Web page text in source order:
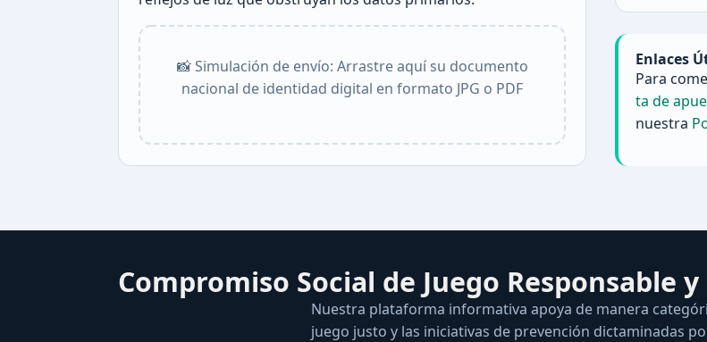
📸 Simulación de envío: Arrastre aquí su documento
nacional de identidad digital en formato JPG o PDF
Enlaces
Para
ta de
nuestra
Compromiso Social de Juego Responsable
Nuestra plataforma informativa apoya de manera
juego justo y las iniciativas de prevención dictaminadas